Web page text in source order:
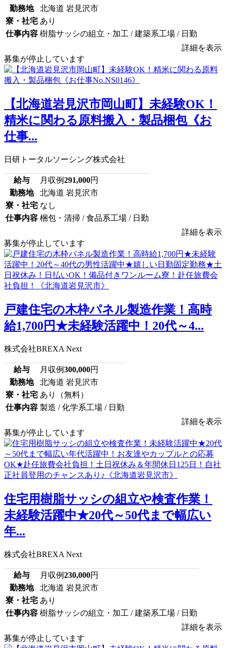
勤務地
北海道 岩見沢市
寮・社宅 あり
仕事内容 樹脂サッシの組立・加工 / 建築系工場 / 日勤
詳細を表示
募集が停止しています
【北海道岩見沢市岡山町】未経験OK！
精米に関わる原料搬入・製品梱包《お
仕事...
日研トータルソーシング株式会社
給与 月収例291,000円
勤務地
北海道 岩見沢市
寮・社宅 なし
仕事内容 梱包・清掃 / 食品系工場 / 日勤
詳細を表示
募集が停止しています
戸建住宅の木枠パネル製造作業！高時
給1,700円★未経験活躍中！20代～4...
株式会社BREXA Next
給与 月収例300,000円
勤務地
北海道 岩見沢市
寮・社宅 あり（無料）
仕事内容 製造 / 化学系工場 / 日勤
詳細を表示
募集が停止しています
住宅用樹脂サッシの組立や検査作業！
未経験活躍中★20代～50代まで幅広い
年...
株式会社BREXA Next
給与 月収例230,000円
勤務地
北海道 岩見沢市
寮・社宅 あり
仕事内容 樹脂サッシの組立・加工 / 建築系工場 / 日勤
詳細を表示
募集が停止しています